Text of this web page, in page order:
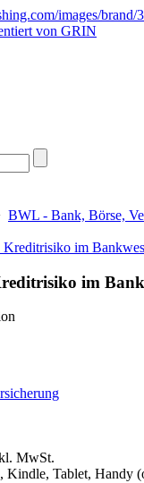
BWL - Bank, Börse,
im
MwSt.
Kindle, Tablet, Handy